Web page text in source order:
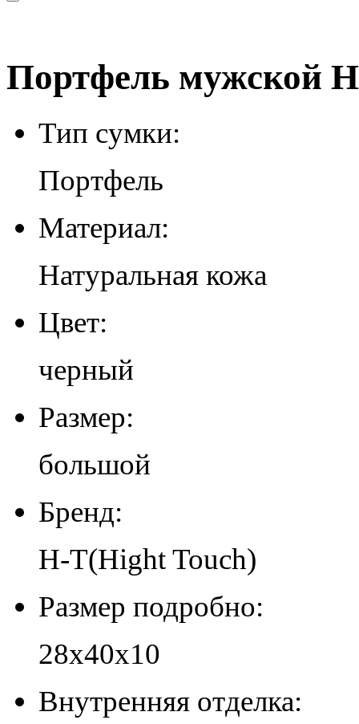
Портфель мужской
Тип сумки:
Портфель
Материал:
Натуральная кожа
Цвет:
черный
Размер:
большой
Бренд:
H-T(Hight Touch)
Размер подробно:
28х40х10
Внутренняя отделка: